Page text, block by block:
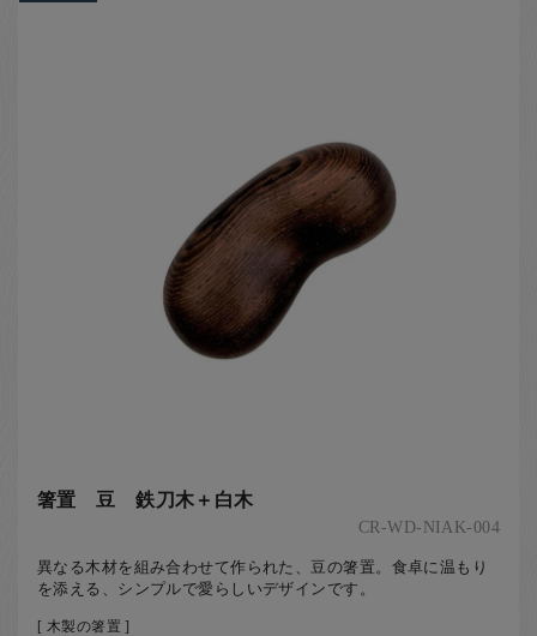
箸置 豆 鉄刀木＋白木
CR-WD-NIAK-004
異なる木材を組み合わせて作られた、豆の箸置。食卓に温もり
を添える、シンプルで愛らしいデザインです。
[ 木製の箸置 ]